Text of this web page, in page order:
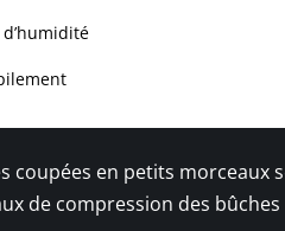
coupées en petits morceaux
de compression des bûches